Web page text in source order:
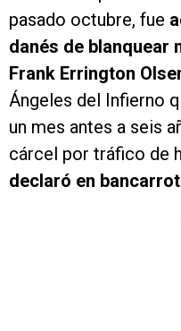
pasado octubre, fue
danés de blanquear
Frank Errington
Ángeles del Infierno
un mes antes a seis
cárcel por tráfico de
declaró en